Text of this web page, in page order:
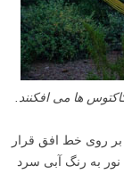
ها می افکنند.
بر روی خط افق قرار
به رنگ آبی سرد